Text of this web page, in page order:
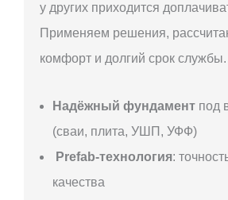
у других приходится
Применяем решения,
комфорт и долгий срок службы.
Надёжный фундамент под
(сваи, плита, УШП, УФФ)
Prefab-технология:
качества